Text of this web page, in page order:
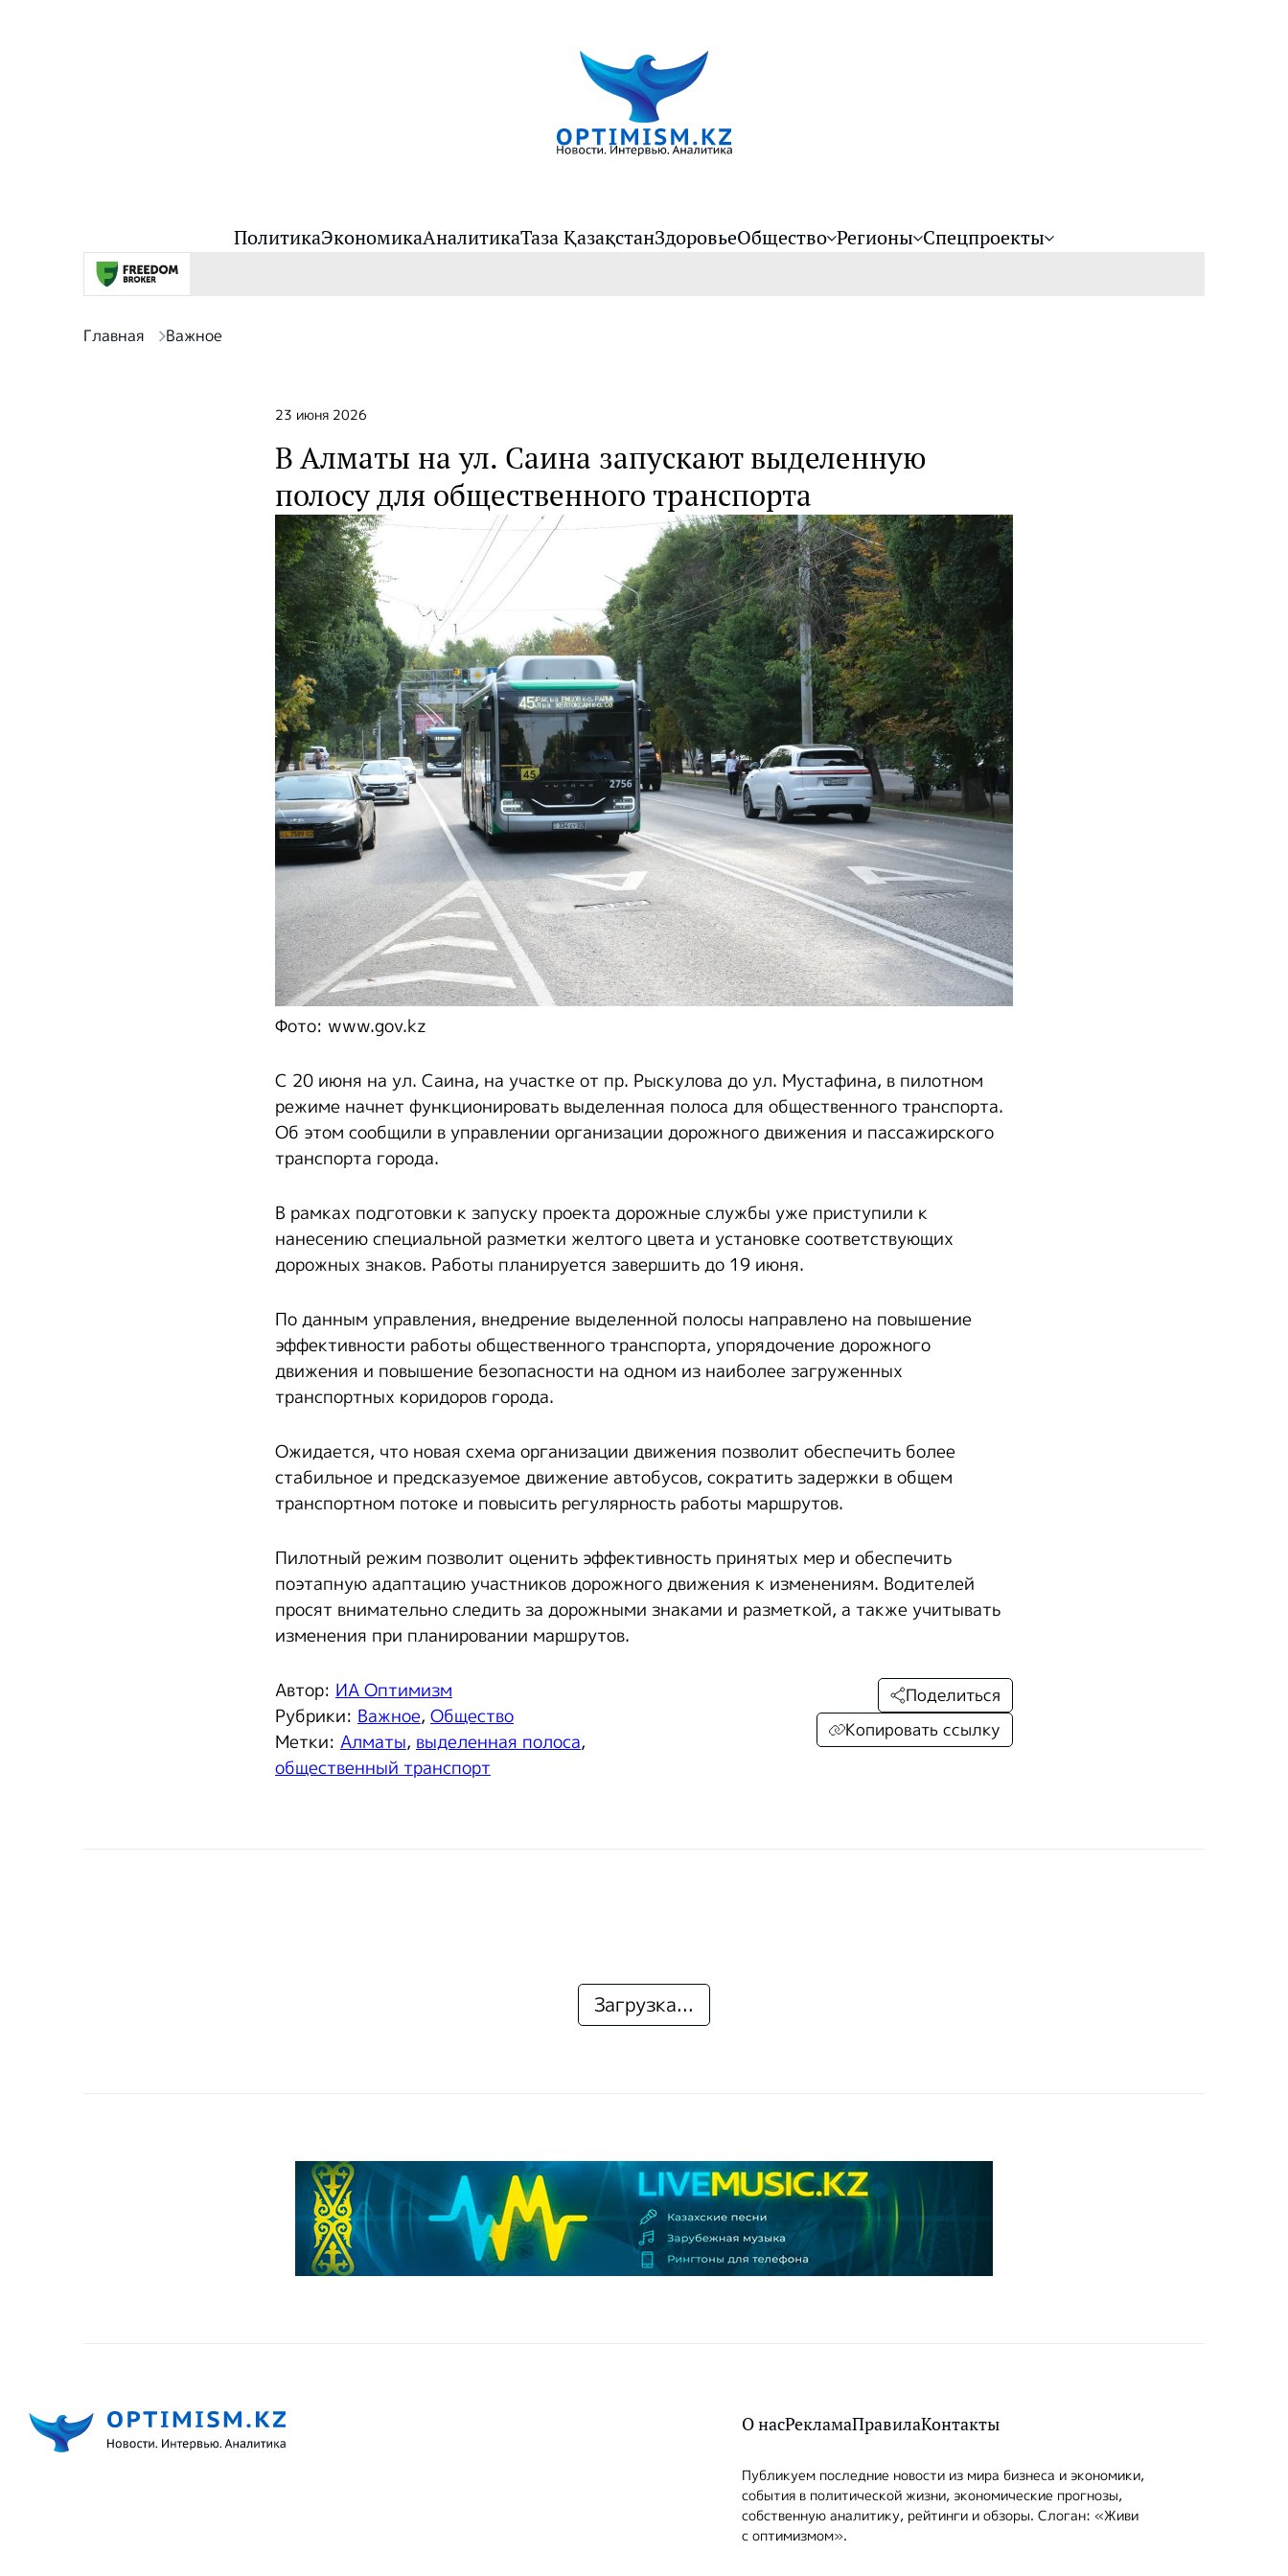
ПолитикаЭкономикаАналитикаТаза ҚазақстанЗдоровьеОбщество Регионы Спецпроекты
Главная Важное
23 июня 2026
В Алматы на ул. Саина запускают выделенную
полосу для общественного транспорта
Фото: www.gov.kz
С 20 июня на ул. Саина, на участке от пр. Рыскулова до ул. Мустафина, в пилотном
режиме начнет функционировать выделенная полоса для общественного транспорта.
Об этом сообщили в управлении организации дорожного движения и пассажирского
транспорта города.
В рамках подготовки к запуску проекта дорожные службы уже приступили к
нанесению специальной разметки желтого цвета и установке соответствующих
дорожных знаков. Работы планируется завершить до 19 июня.
По данным управления, внедрение выделенной полосы направлено на повышение
эффективности работы общественного транспорта, упорядочение дорожного
движения и повышение безопасности на одном из наиболее загруженных
транспортных коридоров города.
Ожидается, что новая схема организации движения позволит обеспечить более
стабильное и предсказуемое движение автобусов, сократить задержки в общем
транспортном потоке и повысить регулярность работы маршрутов.
Пилотный режим позволит оценить эффективность принятых мер и обеспечить
поэтапную адаптацию участников дорожного движения к изменениям. Водителей
просят внимательно следить за дорожными знаками и разметкой, а также учитывать
изменения при планировании маршрутов.
Автор: ИА Оптимизм
Рубрики: Важное, Общество
Метки: Алматы, выделенная полоса,
общественный транспорт
Поделиться
Копировать ссылку
Загрузка...
О насРекламаПравилаКонтакты
Публикуем последние новости из мира бизнеса и экономики,
события в политической жизни, экономические прогнозы,
собственную аналитику, рейтинги и обзоры. Слоган: «Живи
с оптимизмом».